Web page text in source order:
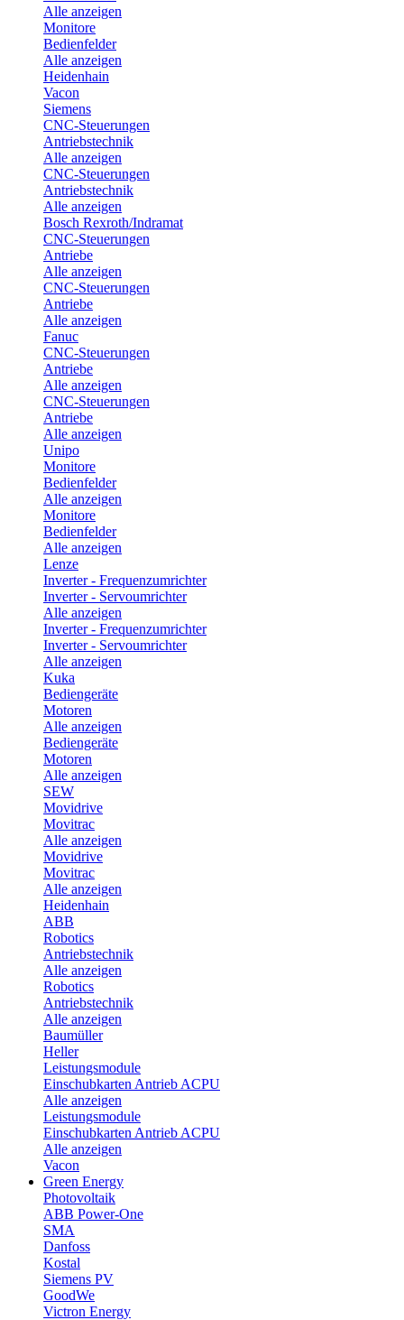
Alle anzeigen
Monitore
Bedienfelder
Alle anzeigen
Heidenhain
Vacon
Siemens
CNC-Steuerungen
Antriebstechnik
Alle anzeigen
CNC-Steuerungen
Antriebstechnik
Alle anzeigen
Bosch Rexroth/Indramat
CNC-Steuerungen
Antriebe
Alle anzeigen
CNC-Steuerungen
Antriebe
Alle anzeigen
Fanuc
CNC-Steuerungen
Antriebe
Alle anzeigen
CNC-Steuerungen
Antriebe
Alle anzeigen
Unipo
Monitore
Bedienfelder
Alle anzeigen
Monitore
Bedienfelder
Alle anzeigen
Lenze
Inverter - Frequenzumrichter
Inverter - Servoumrichter
Alle anzeigen
Inverter - Frequenzumrichter
Inverter - Servoumrichter
Alle anzeigen
Kuka
Bediengeräte
Motoren
Alle anzeigen
Bediengeräte
Motoren
Alle anzeigen
SEW
Movidrive
Movitrac
Alle anzeigen
Movidrive
Movitrac
Alle anzeigen
Heidenhain
ABB
Robotics
Antriebstechnik
Alle anzeigen
Robotics
Antriebstechnik
Alle anzeigen
Baumüller
Heller
Leistungsmodule
Einschubkarten Antrieb ACPU
Alle anzeigen
Leistungsmodule
Einschubkarten Antrieb ACPU
Alle anzeigen
Vacon
Green Energy
Photovoltaik
ABB Power-One
SMA
Danfoss
Kostal
Siemens PV
GoodWe
Victron Energy